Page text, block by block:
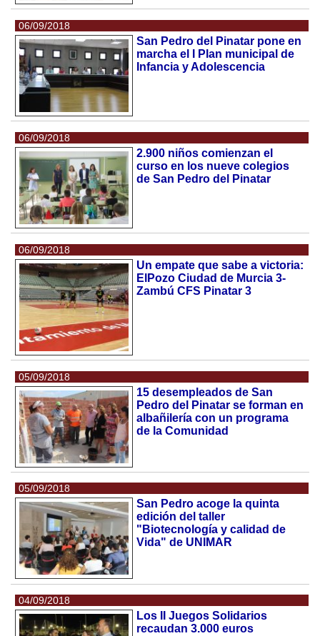
06/09/2018
San Pedro del Pinatar pone en
marcha el I Plan municipal de
Infancia y Adolescencia
06/09/2018
2.900 niños comienzan el
curso en los nueve colegios
de San Pedro del Pinatar
06/09/2018
Un empate que sabe a victoria:
ElPozo Ciudad de Murcia 3-
Zambú CFS Pinatar 3
05/09/2018
15 desempleados de San
Pedro del Pinatar se forman en
albañilería con un programa
de la Comunidad
05/09/2018
San Pedro acoge la quinta
edición del taller
"Biotecnología y calidad de
Vida" de UNIMAR
04/09/2018
Los II Juegos Solidarios
recaudan 3.000 euros